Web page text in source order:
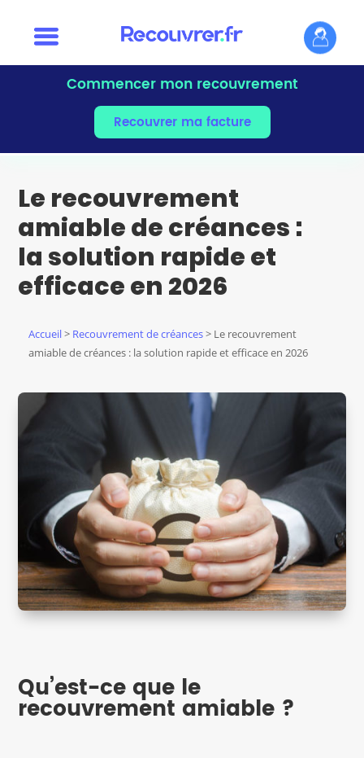
Commencer mon recouvrement
Recouvrer ma facture
Le recouvrement
amiable de créances :
la solution rapide et
efficace en 2026
Accueil> Recouvrement de créances> Le recouvrement
amiable de créances : la solution rapide et efficace en 2026
Qu’est-ce que le
recouvrement amiable ?